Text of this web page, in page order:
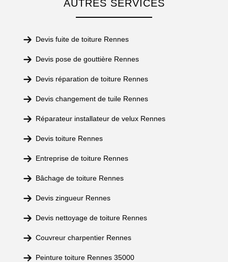
AUTRES SERVICES
Devis fuite de toiture Rennes
Devis pose de gouttière Rennes
Devis réparation de toiture Rennes
Devis changement de tuile Rennes
Réparateur installateur de velux Rennes
Devis toiture Rennes
Entreprise de toiture Rennes
Bâchage de toiture Rennes
Devis zingueur Rennes
Devis nettoyage de toiture Rennes
Couvreur charpentier Rennes
Peinture toiture Rennes 35000